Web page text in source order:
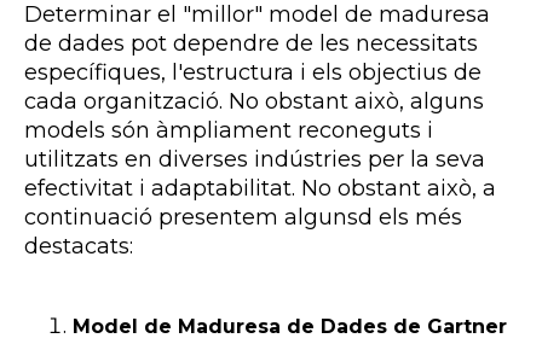
Determinar el "millor" model de maduresa
de dades pot dependre de les necessitats
específiques, l'estructura i els objectius de
cada organització. No obstant això, alguns
models són àmpliament reconeguts i
utilitzats en diverses indústries per la seva
efectivitat i adaptabilitat. No obstant això, a
continuació presentem algunsd els més
destacats:
Model de Maduresa de Dades de Gartner